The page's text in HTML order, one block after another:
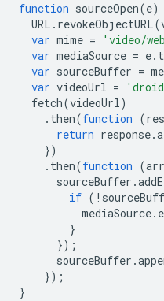
function sourceOpen(e)
URL . revokeObjectURL(
var mime =
'video/
var mediaSource = e.
var sourceBuffer =
var videoUrl =
fetch(videoUrl)
. then(function (
return response.
})
. then(function (
sourceBuffer .
if ( !
mediaSource.
}
});
sourceBuffer .
});
}